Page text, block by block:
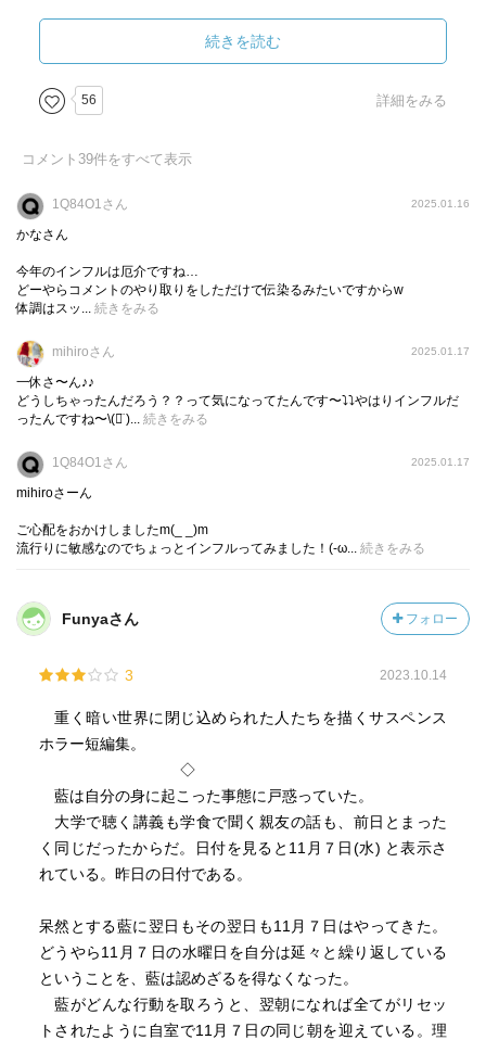
けど、私にとっての本当の牢獄､､､
それは､､､( ﾟ∀ﾟ)･∵. ｸﾞﾊｯ!!
「秋の牢獄」は時間、「神家没落」は場所、「幻は夜に成
∀ﾟ)･∵. ｸﾞﾊｯ!!
危ない危ない言ってしまうとこだった(汗)
『夜市』に続き恒川さんの良き世界観が描かれている一冊
続きを読む
56 詳細をみる
コメント 39件をすべて表示
1Q84O1さん 2025.01.16
かなさん
今年のインフルは厄介ですね…
どーやらコメントのやり取りをしただけで伝染るみたいですからw
体調はスッ... 続きをみる
mihiroさん 2025.01.17
一休さ〜ん♪♪
どうしちゃったんだろう？？って気になってたんです〜⤵⤵やはりインフルだ
ったんですね〜‪\(ᯅ̈ )... 続きをみる
1Q84O1さん 2025.01.17
mihiroさーん
ご心配をおかけしましたm(_ _)m
流行りに敏感なのでちょっとインフルってみました！(-ω... 続きをみる
Funyaさん フォロー
3 2023.10.14
重く暗い世界に閉じ込められた人たちを描くサスペンス
ホラー短編集。
◇
藍は自分の身に起こった事態に戸惑っていた。
大学で聴く講義も学食で聞く親友の話も、前日とまった
く同じだったからだ。日付を見ると11月７日(水) と表示さ
れている。昨日の日付である。
呆然とする藍に翌日もその翌日も11月７日はやってきた。
どうやら11月７日の水曜日を自分は延々と繰り返している
ということを、藍は認めざるを得なくなった。
藍がどんな行動を取ろうと、翌朝になれば全てがリセッ
トされたように自室で11月７日の同じ朝を迎えている。理